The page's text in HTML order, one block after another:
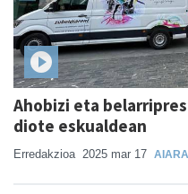
Ahobizi eta
diote eskualdean
Erredakzioa 2025 mar 17